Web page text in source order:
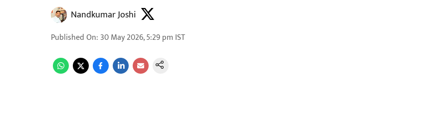
Nandkumar Joshi
Published On: 30 May 2026, 5:29 pm IST